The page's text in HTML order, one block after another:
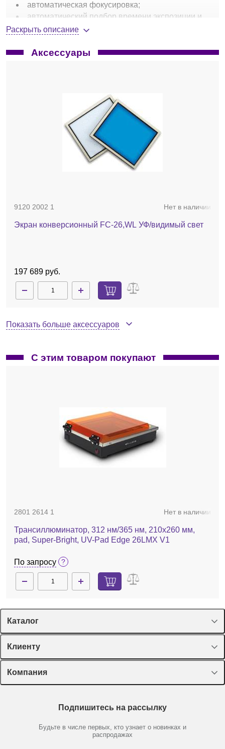
автоматическая фокусировка;
автоматический подбор времени экспозиции и
«оптимальности» экспозиции;
автоматическое отключение УФ через 5 мин
«темные комнаты» изготовлены из металла;
устойчивы, надежны, удобны, компактны;
надежная дверная защелка, совмещенная с
системой выключения УФ при открывании дверцы;
управление требует наличия компьютера;
трансиллюминаторы-pad не встроены в
«темную комнату» и могут использоваться
самостоятельно (опция — зарядный адаптер),
полное соответствие GLP стандартам.
СистемаQUANTUM-CX5/WL-PADBox, поставляется в
комплекте со светофильтром 590 нм и ПО
библиотека применений
протоколов;
3D изображение;
Раскрыть описание
Аксессуары
9120 2002 1 Нет в наличии
Экран конверсионный FC-26,WL УФ/видимый свет
197 689 руб.
Нет в наличии
Очки УФ-защитные LP-70
Показать больше аксессуаров
С этим товаром покупают
2801 2614 1 Нет в наличии
Трансиллюминатор, 312 нм/365 нм, 210х260 мм,
pad, Super-Bright, UV-Pad Edge 26LMX V1
По запросу
Каталог
Спецпредложения
Оборудование, приборы
Пластик, стекло, принадлежности
Химические реактивы, препараты, наборы
Производители
Клиенту
Лекторий Диаэм
Доставка и оплата
Мобильное приложение
Компания
Партнеры
Подпишитесь на рассылку
Будьте в числе первых, кто узнает о новинках и
распродажах